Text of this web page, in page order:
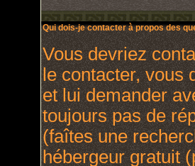
Qui dois-je contacter à propos des
Vous devriez
le contacter, vous
et lui demander
toujours pas de
(faîtes une
hébergeur gratuit